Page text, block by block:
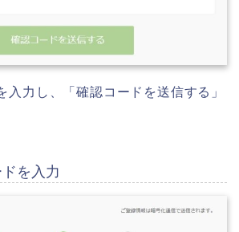
入力し、「確認コードを送信する」
を入力